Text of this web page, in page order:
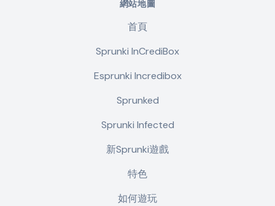
網站地圖
首頁
Sprunki InCrediBox
Esprunki Incredibox
Sprunked
Sprunki Infected
新Sprunki遊戲
特色
如何遊玩